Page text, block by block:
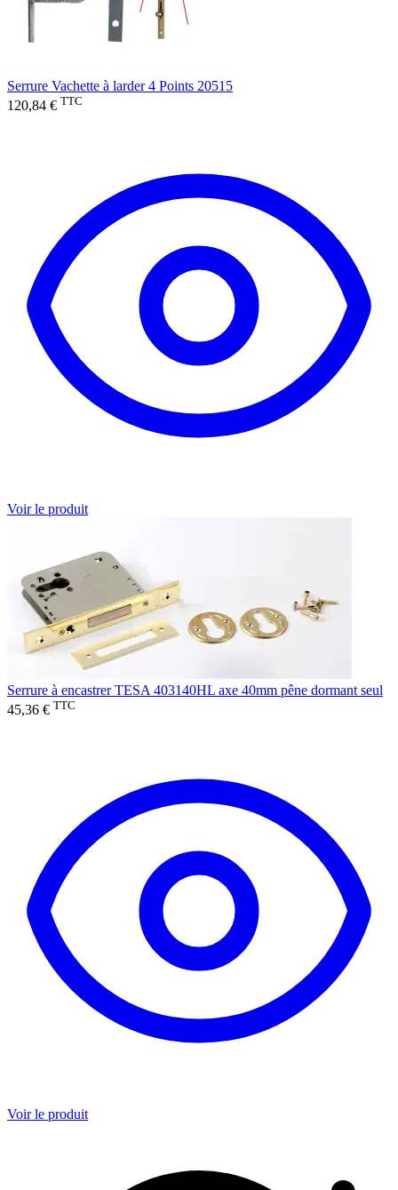
Serrure Vachette à larder 4 Points 20515
120,84 € TTC
Voir le produit
Serrure à encastrer TESA 403140HL axe 40mm pêne dormant seul
45,36 € TTC
Voir le produit